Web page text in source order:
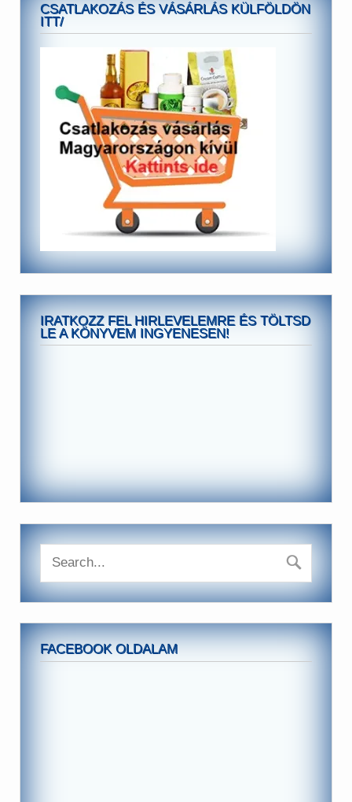
CSATLAKOZÁS ÉS VÁSÁRLÁS KÜLFÖLDÖN
ITT/
IRATKOZZ FEL HIRLEVELEMRE ÉS TÖLTSD
LE A KÖNYVEM INGYENESEN!
FACEBOOK OLDALAM